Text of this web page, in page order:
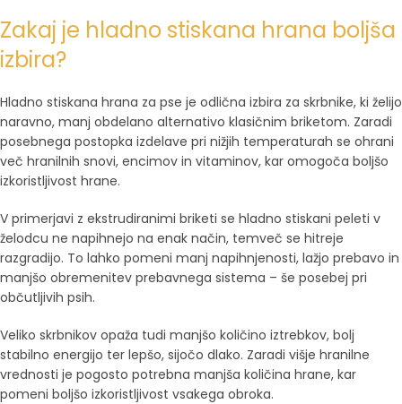
Zakaj je hladno stiskana hrana boljša
izbira?
Hladno stiskana hrana za pse je odlična izbira za skrbnike, ki želijo
naravno, manj obdelano alternativo klasičnim briketom. Zaradi
posebnega postopka izdelave pri nižjih temperaturah se ohrani
več hranilnih snovi, encimov in vitaminov, kar omogoča boljšo
izkoristljivost hrane.
V primerjavi z ekstrudiranimi briketi se hladno stiskani peleti v
želodcu ne napihnejo na enak način, temveč se hitreje
razgradijo. To lahko pomeni manj napihnjenosti, lažjo prebavo in
manjšo obremenitev prebavnega sistema – še posebej pri
občutljivih psih.
Veliko skrbnikov opaža tudi manjšo količino iztrebkov, bolj
stabilno energijo ter lepšo, sijočo dlako. Zaradi višje hranilne
vrednosti je pogosto potrebna manjša količina hrane, kar
pomeni boljšo izkoristljivost vsakega obroka.